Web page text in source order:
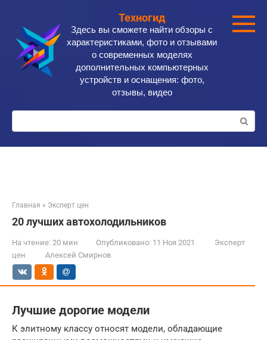
контенту
Техногид
Здесь вы сможете найти обзоры с
характеристиками, фото и отзывами
о современных моделях
дополнительных компьютерных
устройств и оснащения: фото,
отзывы, видео
Поиск:
Главная » Эксперт цен
20 лучших автохолодильников
На чтение: 20 мин Опубликовано: 11 Ноя 2021
Эксперт
цен
Алексей Смирнов
Лучшие дорогие модели
К элитному классу относят модели, обладающие